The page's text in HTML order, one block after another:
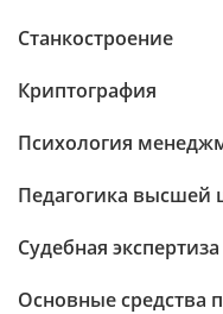
Станкостроение
Криптография
Психология
Педагогика высшей
Судебная экспертиза
Основные средства